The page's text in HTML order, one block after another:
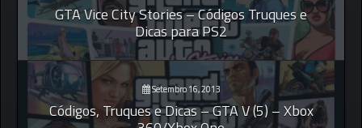
GTA Vice City Stories – Códigos Truques e
Dicas para PS2
Setembro 16, 2013
Códigos, Truques e Dicas – GTA V (5) – Xbox